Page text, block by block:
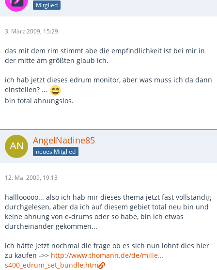
Mitglied
3. März 2009, 15:29
das mit dem rim stimmt abe die empfindlichkeit ist bei mir in
der mitte am größten glaub ich.
ich hab jetzt dieses edrum monitor, aber was muss ich da dann
einstellen? ...
bin total ahnungslos.
AngelNadine85
neues Mitglied
12. Mai 2009, 19:13
halllooooo... also ich hab mir dieses thema jetzt fast vollständig
durchgelesen, aber da ich auf diesem gebiet total neu bin und
keine ahnung von e-drums oder so habe, bin ich etwas
durcheinander gekommen...
ich hätte jetzt nochmal die frage ob es sich nun lohnt dies hier
zu kaufen ->> http://www.thomann.de/de/mille…
s400_edrum_set_bundle.htm